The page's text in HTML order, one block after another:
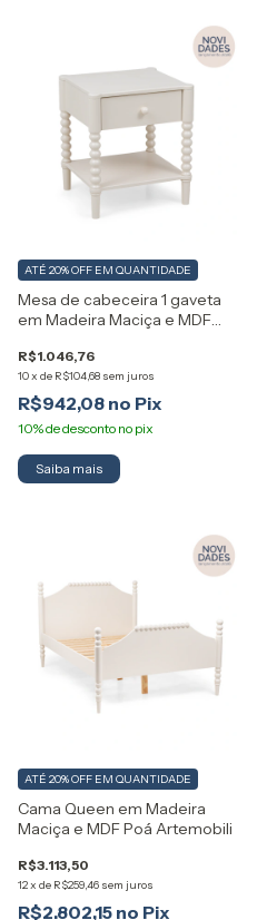
Mesa de cabeceira 1 gaveta
em Madeira Maciça e MDF
R$1.046,76
10x de R$104,68 sem juros
ATÉ 20% OFF EM QUANTIDADE
R$942,08
Saiba mais
Cama Queen em Madeira
Maciça e MDF Poá Artemobili
R$3.113,50
12x de R$259,46 sem juros
ATÉ 20% OFF EM QUANTIDADE
R$2.802,15